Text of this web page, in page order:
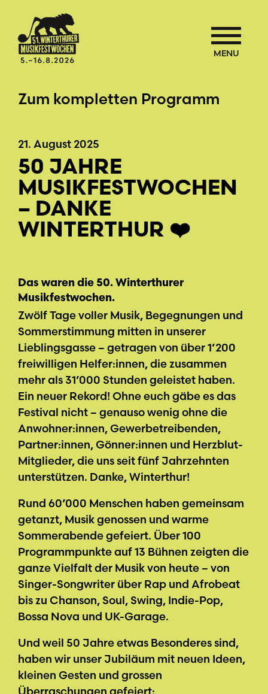
MENU
Zum kompletten Programm
21. August 2025
50 JAHRE
MUSIKFESTWOCHEN
– DANKE
WINTERTHUR ❤️
Das waren die 50. Winterthurer
Musikfestwochen.
Zwölf Tage voller Musik, Begegnungen und
Sommerstimmung mitten in unserer
Lieblingsgasse – getragen von über 1’200
freiwilligen Helfer:innen, die zusammen
mehr als 31’000 Stunden geleistet haben.
Ein neuer Rekord! Ohne euch gäbe es das
Festival nicht – genauso wenig ohne die
Anwohner:innen, Gewerbetreibenden,
Partner:innen, Gönner:innen und Herzblut-
Mitglieder, die uns seit fünf Jahrzehnten
unterstützen. Danke, Winterthur!
Rund 60’000 Menschen haben gemeinsam
getanzt, Musik genossen und warme
Sommerabende gefeiert. Über 100
Programmpunkte auf 13 Bühnen zeigten die
ganze Vielfalt der Musik von heute – von
Singer-Songwriter über Rap und Afrobeat
bis zu Chanson, Soul, Swing, Indie-Pop,
Bossa Nova und UK-Garage.
Und weil 50 Jahre etwas Besonderes sind,
haben wir unser Jubiläum mit neuen Ideen,
kleinen Gesten und grossen
Überraschungen gefeiert: